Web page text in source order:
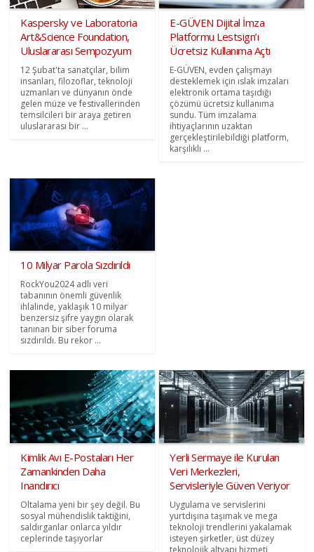
Kaspersky ve Laboratoria
Art&Science Foundation,
Uluslararası Sempozyum
12 Şubat'ta sanatçılar, bilim
insanları, filozoflar, teknoloji
uzmanları ve dünyanın önde
gelen müze ve festivallerinden
temsilcileri bir araya getiren
uluslararası bir ...
E-GÜVEN Dijital İmza
Platformu Lestsign’ı
Ücretsiz Kullanıma Açtı
E-GÜVEN, evden çalışmayı
desteklemek için ıslak imzaları
elektronik ortama taşıdığı
çözümü ücretsiz kullanıma
sundu. Tüm imzalama
ihtiyaçlarının uzaktan
gerçekleştirilebildiği platform,
karşılıklı ...
10 Milyar Parola Sızdırıldı
RockYou2024 adlı veri
tabanının önemli güvenlik
ihlalinde, yaklaşık 10 milyar
benzersiz şifre yaygın olarak
tanınan bir siber foruma
sızdırıldı. Bu rekor ...
Kimlik Avı E-Postaları Her
Zamankinden Daha
Inandırıcı
Oltalama yeni bir şey değil. Bu
sosyal mühendislik taktiğini,
saldırganlar onlarca yıldır
ceplerinde taşıyorlar
Yerli Sermaye ile Kurulan
Veri Merkezleri,
Servisleriyle Güven Veriyor
Uygulama ve servislerini
yurtdışına taşımak ve mega
teknoloji trendlerini yakalamak
isteyen şirketler, üst düzey
teknolojik altyapı hizmeti